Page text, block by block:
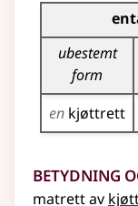
ubestemt
form
en kjøttrett
Betydning
matrett av